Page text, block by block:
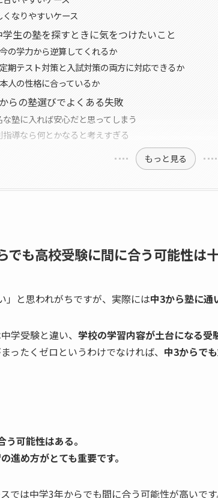
くなりやすいケース
生の塾を探すときに気をつけたいこと
の学力から逆算してくれるか
期テスト対策と入試対策の両方に対応できるか
人の性格に合っているか
らの塾選びでよくある失敗
な塾に入れば安心だと思ってしまう
指導なら何とかなると考えすぎる
もっと見る
でも高校受験に間に合う可能性は
」と思われがちですが、実際には中3から塾に通
学受験と違い、 学校の学習内容が土台になる受
ったくゼロというわけでなければ、 中3からで
可能性はある。
進め方がとても重要です。
では中学3年からでも間に合う可能性が高いです